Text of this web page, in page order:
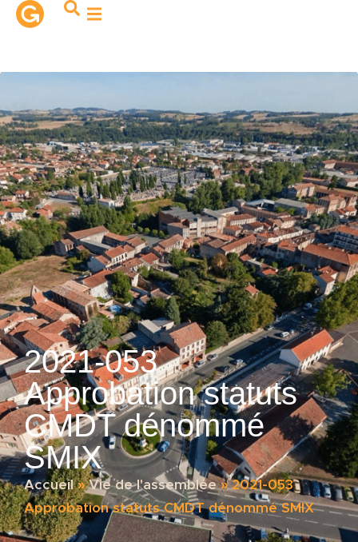
principal
2021-053
Approbation statuts
CMDT dénommé
SMIX
Accueil»Vie de l'assemblée»2021-053
Approbation statuts CMDT dénommé SMIX